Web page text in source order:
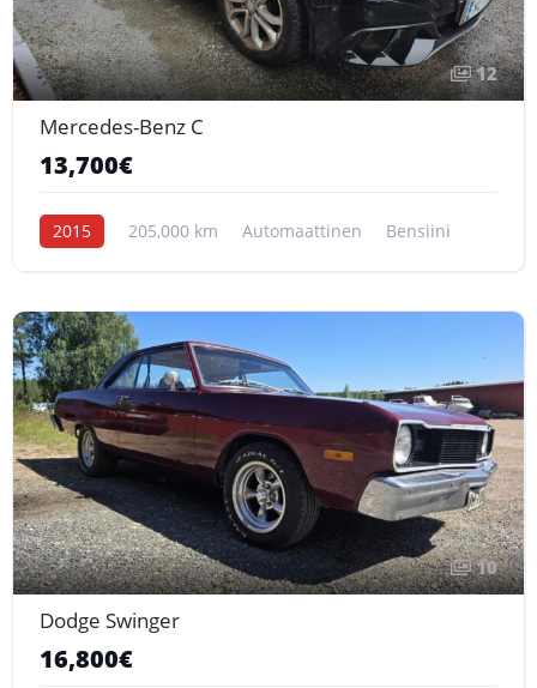
12
Mercedes-Benz C
13,700€
2015 205,000 km Automaattinen Bensiini
10
Dodge Swinger
16,800€